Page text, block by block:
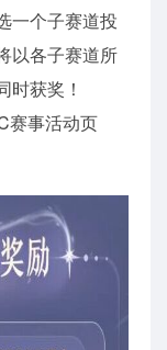
一个子赛道投
以各子赛道所
时获奖！
赛事活动页